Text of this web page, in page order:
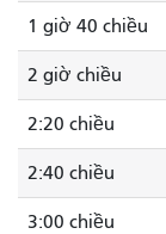
1 giờ 40 chiều
2 giờ chiều
2:20 chiều
2:40 chiều
3:00 chiều